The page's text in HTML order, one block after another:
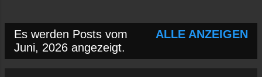
P
Es werden Posts vom
Juni, 2026 angezeigt.
ALLE ANZEIGEN